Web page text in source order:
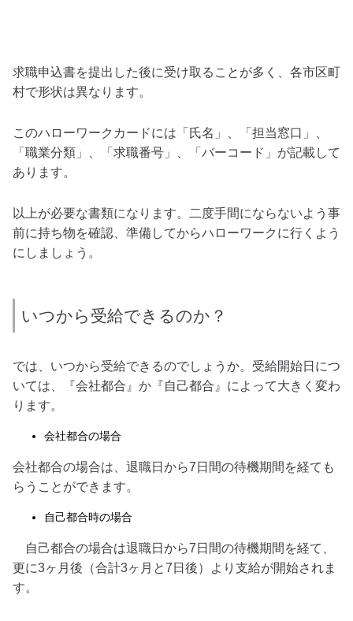
求職申込書を提出した後に受け取ることが多く、各市区町
村で形状は異なります。
このハローワークカードには「氏名」、「担当窓口」、
「職業分類」、「求職番号」、「バーコード」が記載して
あります。
以上が必要な書類になります。二度手間にならないよう事
前に持ち物を確認、準備してからハローワークに行くよう
にしましょう。
いつから受給できるのか？
では、いつから受給できるのでしょうか。受給開始日につ
いては、『会社都合』か『自己都合』によって大きく変わ
ります。
会社都合の場合
会社都合の場合は、退職日から7日間の待機期間を経ても
らうことができます。
自己都合時の場合
自己都合の場合は退職日から7日間の待機期間を経て、
更に3ヶ月後（合計3ヶ月と7日後）より支給が開始されま
す。